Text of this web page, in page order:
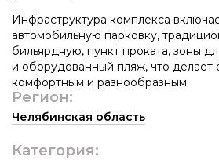
Инфраструктура комплекса
автомобильную парковку,
бильярдную, пункт проката, зоны
и оборудованный пляж, что делает
комфортным и разнообразным.
Регион:
Челябинская область
Категория: